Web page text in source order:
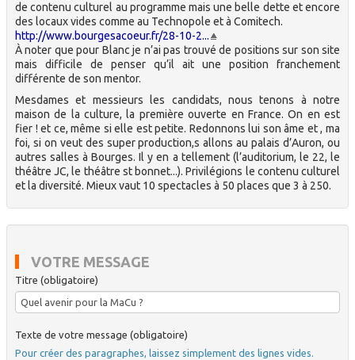
de contenu culturel au programme mais une belle dette et encore
des locaux vides comme au Technopole et à Comitech.
http://www.bourgesacoeur.fr/28-10-2...
À noter que pour Blanc je n’ai pas trouvé de positions sur son site
mais difficile de penser qu’il ait une position franchement
différente de son mentor.
Mesdames et messieurs les candidats, nous tenons à notre
maison de la culture, la première ouverte en France. On en est
fier ! et ce, même si elle est petite. Redonnons lui son âme et , ma
foi, si on veut des super production,s allons au palais d’Auron, ou
autres salles à Bourges. Il y en a tellement (l’auditorium, le 22, le
théâtre JC, le théâtre st bonnet...). Privilégions le contenu culturel
et la diversité. Mieux vaut 10 spectacles à 50 places que 3 à 250.
VOTRE MESSAGE
Titre (obligatoire)
Texte de votre message (obligatoire)
Pour créer des paragraphes, laissez simplement des lignes vides.